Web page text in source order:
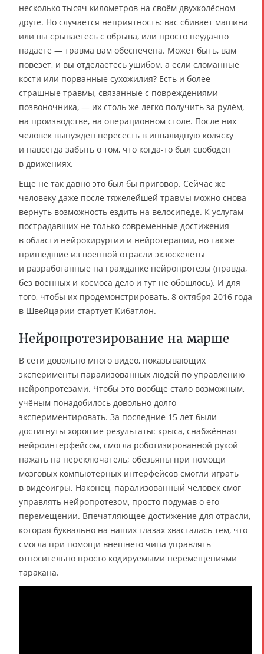
несколько тысяч километров на своём двухколёсном
друге. Но случается неприятность: вас сбивает машина
или вы срываетесь с обрыва, или просто неудачно
падаете — травма вам обеспечена. Может быть, вам
повезёт, и вы отделаетесь ушибом, а если сломанные
кости или порванные сухожилия? Есть и более
страшные травмы, связанные с повреждениями
позвоночника, — их столь же легко получить за рулём,
на производстве, на операционном столе. После них
человек вынужден пересесть в инвалидную коляску
и навсегда забыть о том, что когда-то был свободен
в движениях.
Ещё не так давно это был бы приговор. Сейчас же
человеку даже после тяжелейшей травмы можно снова
вернуть возможность ездить на велосипеде. К услугам
пострадавших не только современные достижения
в области нейрохирургии и нейротерапии, но также
пришедшие из военной отрасли экзоскелеты
и разработанные на гражданке нейропротезы (правда,
без военных и космоса дело и тут не обошлось). И для
того, чтобы их продемонстрировать, 8 октября 2016 года
в Швейцарии стартует Кибатлон.
Нейропротезирование на марше
В сети довольно много видео, показывающих
эксперименты парализованных людей по управлению
нейропротезами. Чтобы это вообще стало возможным,
учёным понадобилось довольно долго
экспериментировать. За последние 15 лет были
достигнуты хорошие результаты: крыса, снабжённая
нейроинтерфейсом, смогла роботизированной рукой
нажать на переключатель; обезьяны при помощи
мозговых компьютерных интерфейсов смогли играть
в видеоигры. Наконец, парализованный человек смог
управлять нейропротезом, просто подумав о его
перемещении. Впечатляющее достижение для отрасли,
которая буквально на наших глазах хвасталась тем, что
смогла при помощи внешнего чипа управлять
относительно просто кодируемыми перемещениями
таракана.